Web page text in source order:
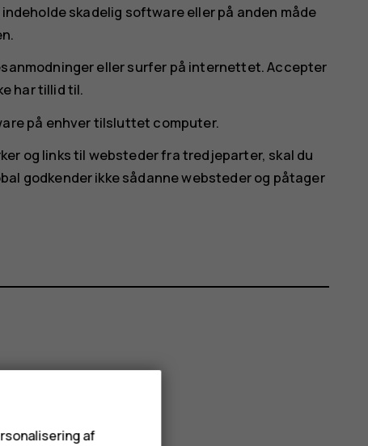
skadelig software eller på anden måde
eller surfer på internettet. Accepter
har tillid til.
på enhver tilsluttet computer.
og links til websteder fra tredjeparter, skal du
godkender ikke sådanne websteder og påtager
af